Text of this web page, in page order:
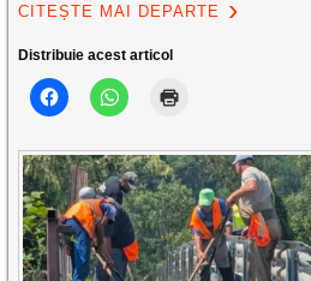
CITEȘTE MAI DEPARTE
Distribuie acest articol